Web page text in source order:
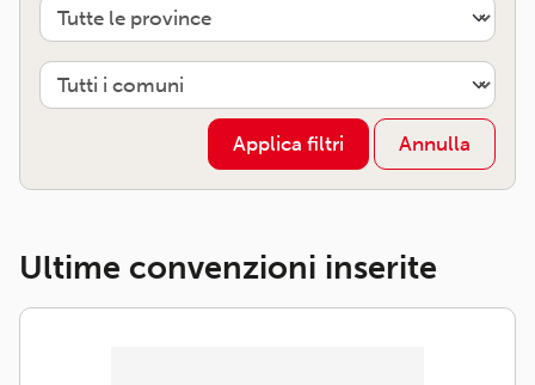
Provincia
Comune
Applica filtri Annulla
Ultime convenzioni inserite